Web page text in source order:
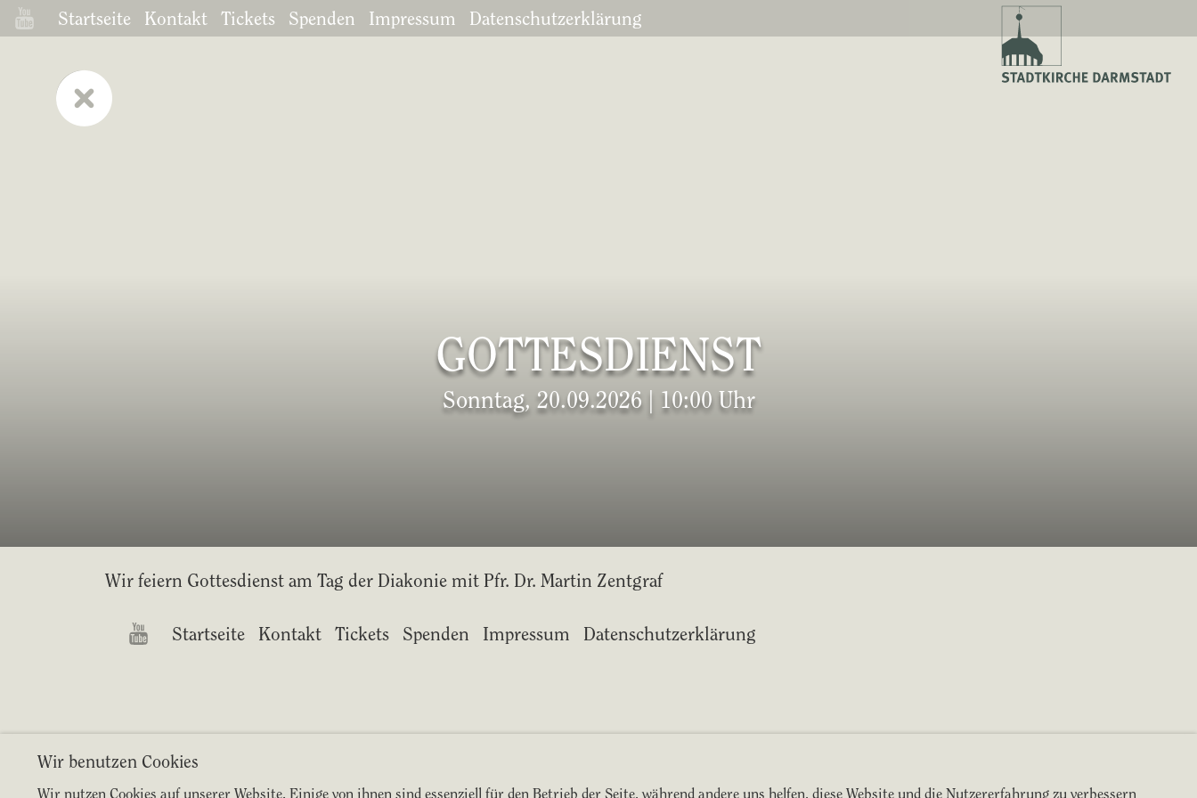
Startseite Kontakt Tickets Spenden Impressum Datenschutzerklärung
GOTTESDIENST
Sonntag, 20.09.2026 | 10:00 Uhr
Wir feiern Gottesdienst am Tag der Diakonie mit Pfr. Dr. Martin Zentgraf
Startseite Kontakt Tickets Spenden Impressum Datenschutzerklärung
Wir benutzen Cookies
Wir nutzen Cookies auf unserer Website. Einige von ihnen sind essenziell für den Betrieb der Seite, während andere uns helfen, diese Website und die Nutzererfahrung zu verbessern